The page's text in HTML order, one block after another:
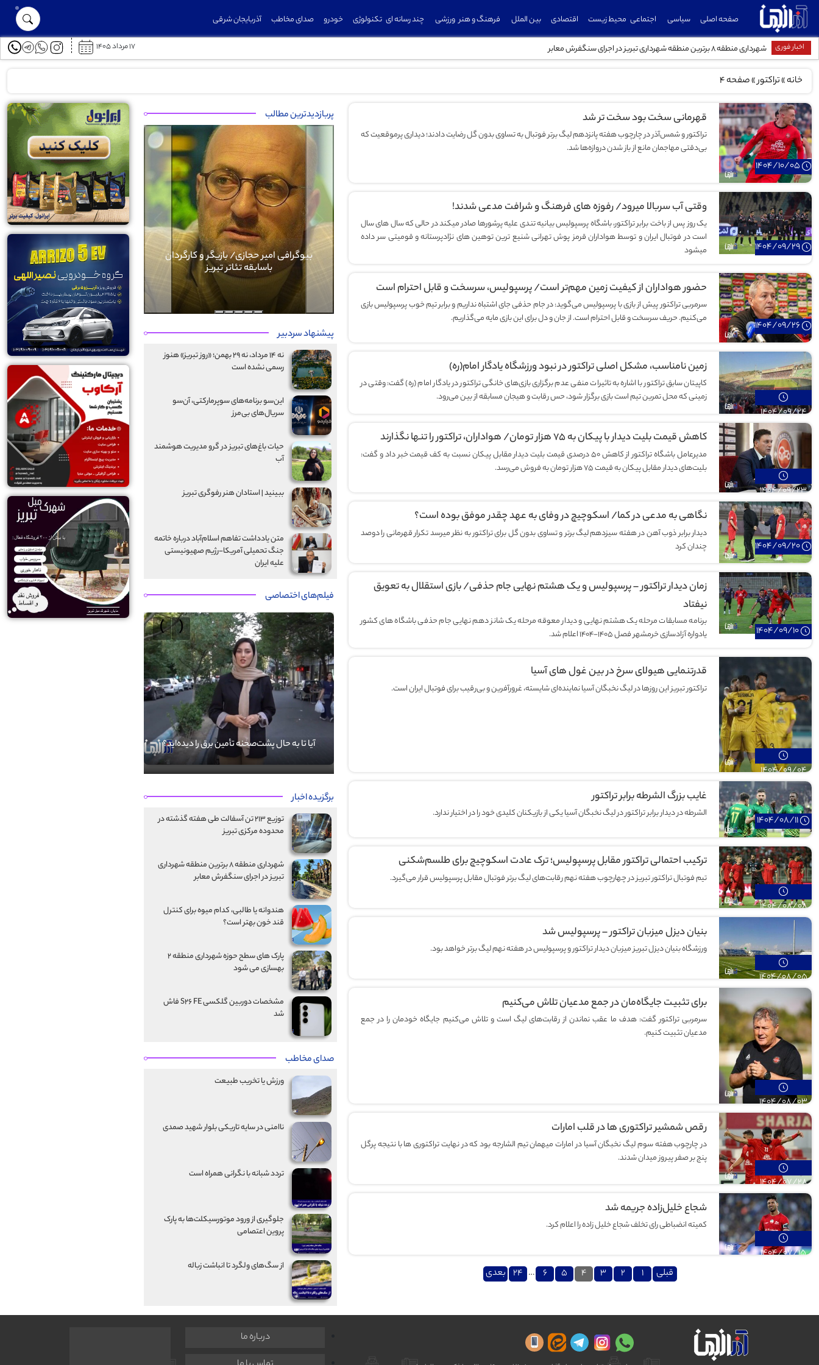
صفحه اصلی سیاسی اجتماعی محیط زیست اقتصادی بین الملل فرهنگ و هنر ورزشی چند رسانه ای تکنولوژی خودرو صدای مخاطب آذربایجان شرقی
اخبار فوری شهرداری منطقه ۸ برترین منطقه شهرداری تبریز در اجرای سنگفرش معابر پارک های سطح حوزه شهرداری منطقه ۲ بهسازی می شود
۱۷ مرداد ۱۴۰۵
خانه»تراکتور»صفحه 4
1404/10/05
قهرمانی سخت بود سخت تر شد
تراکتور و شمس‌آذر در چارچوب هفته پانزدهم لیگ برتر فوتبال به تساوی بدون گل رضایت دادند؛ دیداری پرموقعیت که
بی‌دقتی مهاجمان مانع از باز شدن دروازه‌ها شد.
1404/09/29
وقتی آب سربالا میرود/ رفوزه های فرهنگ و شرافت مدعی شدند!
یک روز پس از باخت برابر تراکتور، باشگاه پرسپولیس بیانیه تندی علیه پرشورها صادر میکند در حالی که سال های سال
است در فوتبال ایران و توسط هواداران قرمز پوش تهرانی شنیع ترین توهین های نژادپرستانه و قومیتی سر داده
میشود
1404/09/26
حضور هواداران از کیفیت زمین مهم‌تر است/ پرسپولیس، سرسخت و قابل احترام است
سرمربی تراکتور پیش از بازی با پرسپولیس می‌گوید: در جام حذفی جای اشتباه نداریم و برابر تیم خوب پرسپولیس بازی
می‌کنیم. حریف سرسخت و قابل احترام است. از جان و دل برای این بازی مایه می‌گذاریم.
1404/09/24
زمین نامناسب، مشکل اصلی تراکتور در نبود ورزشگاه یادگار امام(ره)
کاپیتان سابق تراکتور با اشاره به تاثیرات منفی عدم برگزاری بازی‌های خانگی تراکتور در یادگار امام (ره) گفت: وقتی در
زمینی که محل تمرین تیم است بازی برگزار شود، حس رقابت و هیجان مسابقه از بین می‌رود.
1404/09/23
کاهش قیمت بلیت دیدار با پیکان به ۷۵ هزار تومان/ هواداران، تراکتور را تنها نگذارند
مدیرعامل باشگاه تراکتور از کاهش ۵۰ درصدی قیمت بلیت دیدار مقابل پیکان نسبت به کف قیمت خبر داد و گفت:
بلیت‌های دیدار مقابل پیکان به قیمت ۷۵ هزار تومان به فروش می‌رسد.
1404/09/20
نگاهی به مدعی در کما/ اسکوچیچ در وفای به عهد چقدر موفق بوده است؟
دیدار برابر ذوب آهن در هفته سیزدهم لیگ برتر و تساوی بدون گل برای تراکتور به نظر میرسد تکرار قهرمانی را دوصد
چندان کرد
1404/09/10
زمان دیدار تراکتور – پرسپولیس و یک هشتم نهایی جام حذفی/ بازی استقلال به تعویق
نیفتاد
برنامه مسابقات مرحله یک هشتم نهایی و دیدار معوقه مرحله یک شانز دهم نهایی جام حذفی باشگاه های کشور
یادواره آزادسازی خرمشهر فصل ۱۴۰۵-۱۴۰۴ اعلام شد.
1404/09/04
قدرتنمایی هیولای سرخ در بین غول های آسیا
تراکتور تبریز این روزها در لیگ نخبگان آسیا نماینده‌ای شایسته، غرورآفرین و بی‌رقیب برای فوتبال ایران است.
1404/08/11
غایب بزرگ الشرطه برابر تراکتور
الشرطه در دیدار برابر تراکتور در لیگ نخبگان آسیا یکی از بازیکنان کلیدی خود را در اختیار ندارد.
1404/08/08
ترکیب احتمالی تراکتور مقابل پرسپولیس؛ ترک عادت اسکوچیچ برای طلسم‌شکنی
تیم فوتبال تراکتور تبریز در چهارچوب هفته نهم رقابت‌های لیگ برتر فوتبال مقابل پرسپولیس قرار می‌گیرد.
1404/08/05
بنیان دیزل میزبان تراکتور – پرسپولیس شد
ورزشگاه بنیان دیزل تبریز میزبان دیدار تراکتور و پرسپولیس در هفته نهم لیگ برتر خواهد بود.
1404/08/03
برای تثبیت جایگاه‌مان در جمع مدعیان تلاش می‌کنیم
سرمربی تراکتور گفت: هدف ما عقب نماندن از رقابت‌های لیگ است و تلاش می‌کنیم جایگاه خودمان را در جمع
مدعیان تثبیت کنیم.
1404/07/28
رقص شمشیر تراکتوری ها در قلب امارات
در چارچوب هفته سوم لیگ نخبگان آسیا در امارات میهمان تیم الشارجه بود که در نهایت تراکتوری ها با نتیجه پرگل
پنج بر صفر پیروز میدان شدند.
1404/07/15
شجاع خلیل‌زاده جریمه شد
کمیته انضباطی رای تخلف شجاع خلیل زاده را اعلام کرد.
صفحه‌بندی
نوشته‌ها
قبلی 1
2
3
4
5
6
…
24 بعدی
پربازدیدترین مطالب
بیوگرافی امیر حجازی/ بازیگر و کارگردان
باسابقه تئاتر تبریز
Previous
Next
پیشنهاد سردبیر
نه ۱۴ مرداد، نه ۲۹ بهمن؛ «روز تبریز» هنوز
رسمی نشده است
این‌سو برنامه‌های سوپرمارکتی، آن‌سو
سریال‌های بی‌مرز
حیات باغ‌های تبریز در گرو مدیریت هوشمند
آب
ببینید | استادان هنر رفوگری تبریز
متن یادداشت تفاهم اسلام‌آباد درباره خاتمه
جنگ تحمیلی آمریکا-رژیم صهیونیستی
علیه ایران
فیلم‌های اختصاصی
سال‌های آبی،
کرد؟
آیا تا به حال پشت‌صحنه تأمین برق را دیده‌اید؟
‹
›
برگزیده اخبار
توزیع ۲۱۳ تن آسفالت طی هفته گذشته در
محدوده مرکزی تبریز
شهرداری منطقه ۸ برترین منطقه شهرداری
تبریز در اجرای سنگفرش معابر
هندوانه یا طالبی، کدام‌ میوه برای کنترل
قند خون بهتر است؟
پارک های سطح حوزه شهرداری منطقه ۲
بهسازی می شود
مشخصات دوربین گلکسی S۲۶ FE فاش
شد
صدای مخاطب
ورزش یا تخریب طبیعت
ناامنی در سایه تاریکی بلوار شهید صمدی
تردد شبانه با نگرانی همراه است
جلوگیری از ورود موتورسیکلت‌ها به پارک
پروین اعتصامی
از سگ‌های ولگرد تا انباشت زباله
درباره ما